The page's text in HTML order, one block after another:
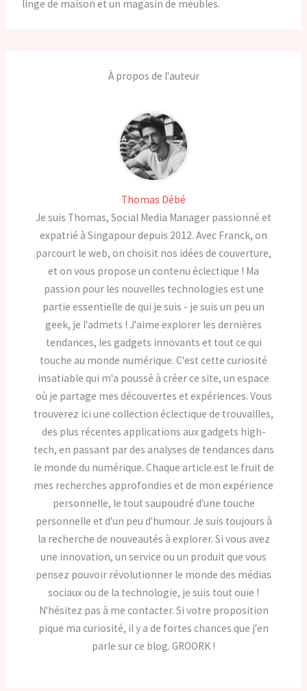
linge de maison et un magasin de meubles.
À propos de l'auteur
Thomas Débé
Je suis Thomas, Social Media Manager passionné et
expatrié à Singapour depuis 2012. Avec Franck, on
parcourt le web, on choisit nos idées de couverture,
et on vous propose un contenu éclectique ! Ma
passion pour les nouvelles technologies est une
partie essentielle de qui je suis - je suis un peu un
geek, je l'admets ! J'aime explorer les dernières
tendances, les gadgets innovants et tout ce qui
touche au monde numérique. C'est cette curiosité
insatiable qui m'a poussé à créer ce site, un espace
où je partage mes découvertes et expériences. Vous
trouverez ici une collection éclectique de trouvailles,
des plus récentes applications aux gadgets high-
tech, en passant par des analyses de tendances dans
le monde du numérique. Chaque article est le fruit de
mes recherches approfondies et de mon expérience
personnelle, le tout saupoudré d'une touche
personnelle et d'un peu d'humour. Je suis toujours à
la recherche de nouveautés à explorer. Si vous avez
une innovation, un service ou un produit que vous
pensez pouvoir révolutionner le monde des médias
sociaux ou de la technologie, je suis tout ouïe !
N'hésitez pas à me contacter. Si votre proposition
pique ma curiosité, il y a de fortes chances que j'en
parle sur ce blog. GROORK !